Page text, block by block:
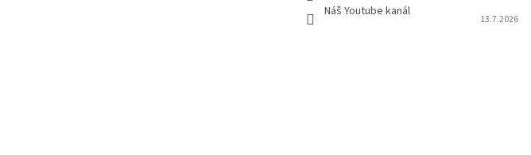
Náš Youtube kanál
13.7.2026